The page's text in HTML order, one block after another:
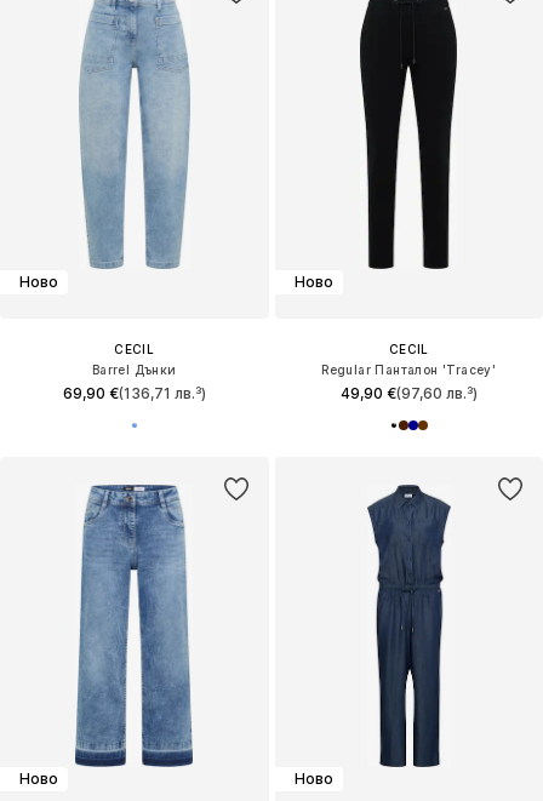
Ново
CECIL
Barrel Дънки
69,90 €(136,71 лв.³)
Ново
CECIL
Regular Панталон 'Tracey'
49,90 €(97,60 лв.³)
Ново Ново